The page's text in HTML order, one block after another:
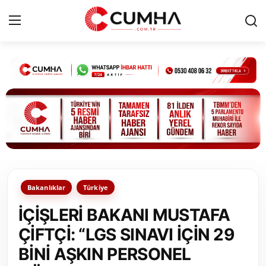
Kurumsal
Cumhurbaşkanlığı
Bakanlıklar
Siyasi Partiler
Yerel Yönetimler
Mülki İdare
Bakanlıklar Türkiye
İÇİŞLERİ BAKANI MUSTAFA
ÇİFTÇİ: “LGS SINAVI İÇİN 29
BİNİ AŞKIN PERSONEL